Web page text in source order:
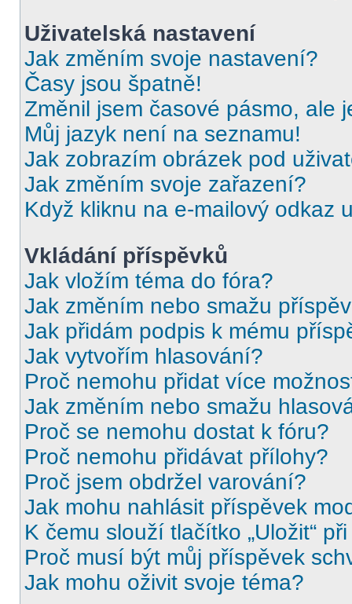
Uživatelská nastavení
Jak změním svoje nastavení?
Časy jsou špatně!
Změnil jsem časové pásmo, ale
Můj jazyk není na seznamu!
Jak zobrazím obrázek pod
Jak změním svoje zařazení?
Když kliknu na e-mailový odkaz
Vkládání příspěvků
Jak vložím téma do fóra?
Jak změním nebo smažu
Jak přidám podpis k mému
Jak vytvořím hlasování?
Proč nemohu přidat více
Jak změním nebo smažu
Proč se nemohu dostat k fóru?
Proč nemohu přidávat přílohy?
Proč jsem obdržel varování?
Jak mohu nahlásit příspěvek
K čemu slouží tlačítko „Uložit“
Proč musí být můj příspěvek
Jak mohu oživit svoje téma?